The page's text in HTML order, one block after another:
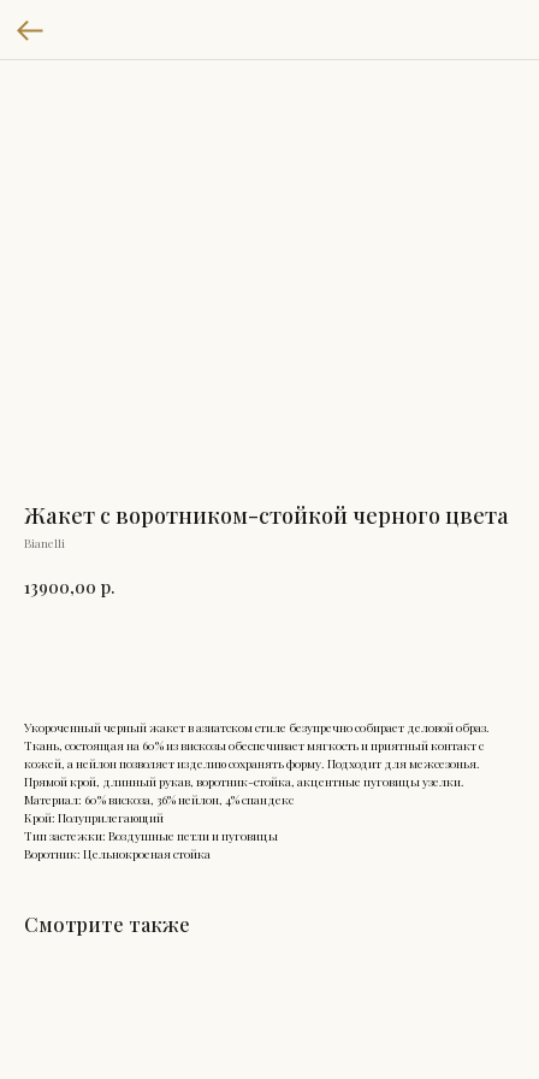
Жакет с воротником-стойкой черного цвета
Bianelli
13900,00 р.
Укороченный черный жакет в азиатском стиле безупречно собирает деловой образ.
Ткань, состоящая на 60% из вискозы обеспечивает мягкость и приятный контакт с
кожей, а нейлон позволяет изделию сохранять форму. Подходит для межсезонья.
Прямой крой, длинный рукав, воротник-стойка, акцентные пуговицы узелки.
Материал: 60% вискоза, 36% нейлон, 4% спандекс
Крой: Полуприлегающий
Тип застежки: Воздушные петли и пуговицы
Воротник: Цельнокроеная стойка
Смотрите также